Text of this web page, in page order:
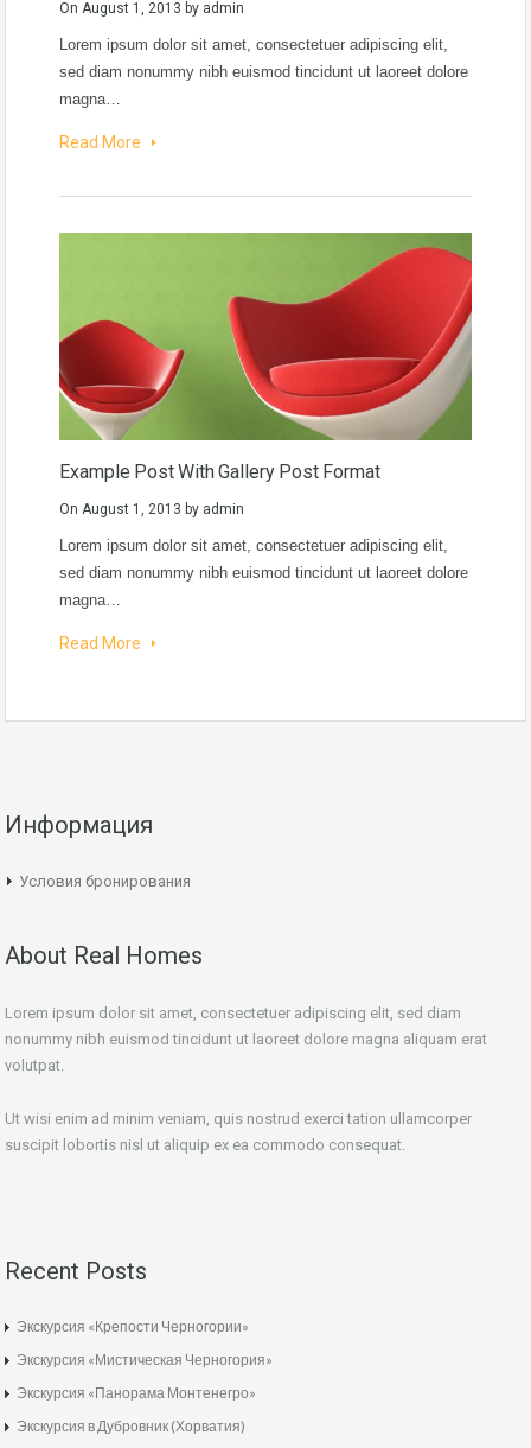
On August 1, 2013 by admin
Lorem ipsum dolor sit amet, consectetuer adipiscing elit,
sed diam nonummy nibh euismod tincidunt ut laoreet dolore
magna…
Read More
Example Post With Gallery Post Format
On August 1, 2013 by admin
Lorem ipsum dolor sit amet, consectetuer adipiscing elit,
sed diam nonummy nibh euismod tincidunt ut laoreet dolore
magna…
Read More
Информация
Условия бронирования
About Real Homes
Lorem ipsum dolor sit amet, consectetuer adipiscing elit, sed diam
nonummy nibh euismod tincidunt ut laoreet dolore magna aliquam erat
volutpat.
Ut wisi enim ad minim veniam, quis nostrud exerci tation ullamcorper
suscipit lobortis nisl ut aliquip ex ea commodo consequat.
Recent Posts
Экскурсия «Крепости Черногории»
Экскурсия «Мистическая Черногория»
Экскурсия «Панорама Монтенегро»
Экскурсия в Дубровник (Хорватия)